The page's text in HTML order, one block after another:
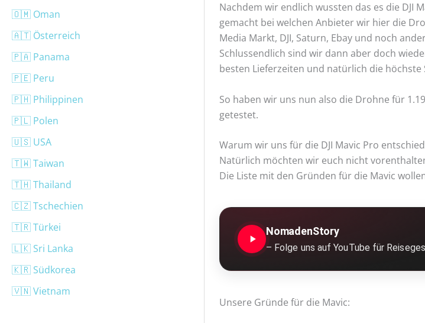
🇴🇲 Oman
🇦🇹 Österreich
🇵🇦 Panama
🇵🇪 Peru
🇵🇭 Philippinen
🇵🇱 Polen
🇺🇸 USA
🇹🇼 Taiwan
🇹🇭 Thailand
🇨🇿 Tschechien
🇹🇷 Türkei
🇱🇰 Sri Lanka
🇰🇷 Südkorea
🇻🇳 Vietnam
Nachdem wir endlich wussten das es die DJI
gemacht bei welchen Anbieter wir hier die
Media Markt, DJI, Saturn, Ebay und noch
Schlussendlich sind wir dann aber doch
besten Lieferzeiten und natürlich die höchste
So haben wir uns nun also die Drohne für
getestet.
Warum wir uns für die DJI Mavic Pro
Natürlich möchten wir euch nicht
Die Liste mit den Gründen für die Mavic
NomadenStory
– Folge uns auf YouTube für
Unsere Gründe für die Mavic: